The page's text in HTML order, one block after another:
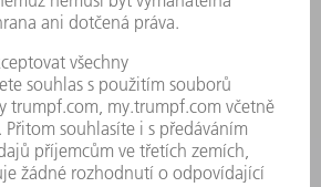
obchodní podmínky
KONTAKTNÍ ÚDAJE
Náhradní díly
+420 251 106 254
Po - čt 8:00 - 17:00
Pá 8:00 - 16:00
ND@trumpf.com
KONTAKTNÍ ÚDAJE